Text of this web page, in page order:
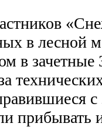
в лесной
в зачетные
прибывать